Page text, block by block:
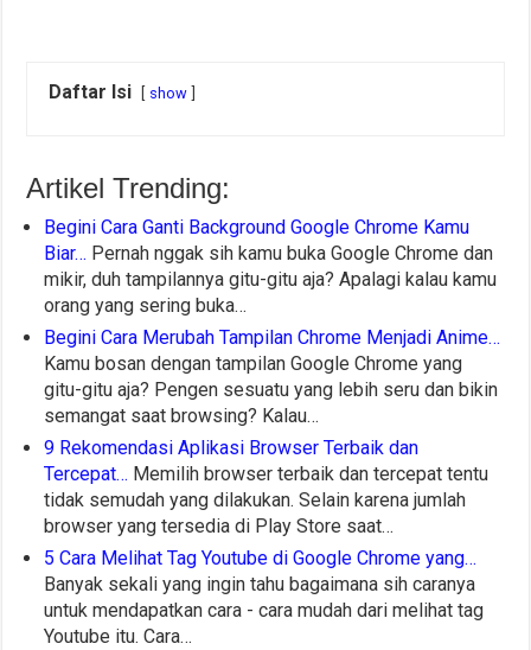
Daftar Isi show
Artikel Trending:
Begini Cara Ganti Background Google Chrome Kamu
Biar… Pernah nggak sih kamu buka Google Chrome dan
mikir, duh tampilannya gitu-gitu aja? Apalagi kalau kamu
orang yang sering buka…
Begini Cara Merubah Tampilan Chrome Menjadi Anime…
Kamu bosan dengan tampilan Google Chrome yang
gitu-gitu aja? Pengen sesuatu yang lebih seru dan bikin
semangat saat browsing? Kalau…
9 Rekomendasi Aplikasi Browser Terbaik dan
Tercepat… Memilih browser terbaik dan tercepat tentu
tidak semudah yang dilakukan. Selain karena jumlah
browser yang tersedia di Play Store saat…
5 Cara Melihat Tag Youtube di Google Chrome yang…
Banyak sekali yang ingin tahu bagaimana sih caranya
untuk mendapatkan cara - cara mudah dari melihat tag
Youtube itu. Cara…